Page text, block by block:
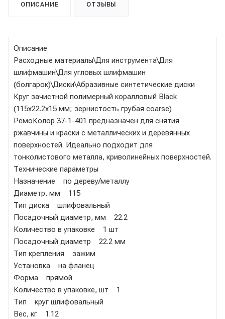
ОПИСАНИЕ ОТЗЫВЫ
Описание
Расходные материалы\Для инструмента\Для
шлифмашин\Для угловых шлифмашин
(болгарок)\Диски\Абразивные синтетические диски
Круг зачистной полимерный коралловый Black
(115x22.2x15 мм; зернистость грубая coarse)
РемоКолор 37-1-401 предназначен для снятия
ржавчины и краски с металлических и деревянных
поверхностей. Идеально подходит для
тонколистового металла, криволинейных поверхностей.
Технические параметры
Назначение по дереву/металлу
Диаметр, мм 115
Тип диска шлифовальный
Посадочный диаметр, мм 22.2
Количество в упаковке 1 шт
Посадочный диаметр 22.2 мм
Тип крепления зажим
Установка на фланец
Форма прямой
Количество в упаковке, шт 1
Тип круг шлифовальный
Вес, кг 1.12